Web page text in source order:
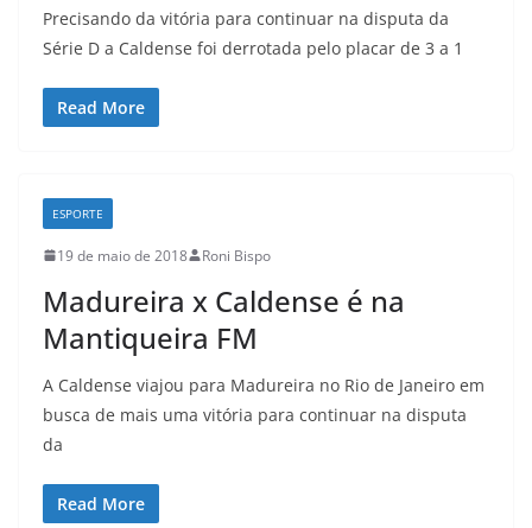
Precisando da vitória para continuar na disputa da
Série D a Caldense foi derrotada pelo placar de 3 a 1
Read More
ESPORTE
19 de maio de 2018 Roni Bispo
Madureira x Caldense é na
Mantiqueira FM
A Caldense viajou para Madureira no Rio de Janeiro em
busca de mais uma vitória para continuar na disputa
da
Read More